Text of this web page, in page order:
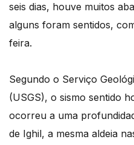
seis dias, houve muitos
alguns foram sentidos,
feira.
Segundo o Serviço
(USGS), o sismo sentido
ocorreu a uma
de Ighil, a mesma aldeia